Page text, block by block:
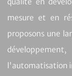
qualité en
mesure et en
proposons une
l'automatisation